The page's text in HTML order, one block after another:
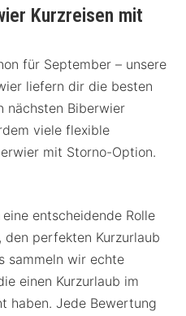
Kurzreisen mit
für September – unsere
liefern dir die besten
nächsten Biberwier
viele flexible
mit Storno-Option.
entscheidende Rolle
den perfekten Kurzurlaub
sammeln wir echte
einen Kurzurlaub im
haben. Jede Bewertung